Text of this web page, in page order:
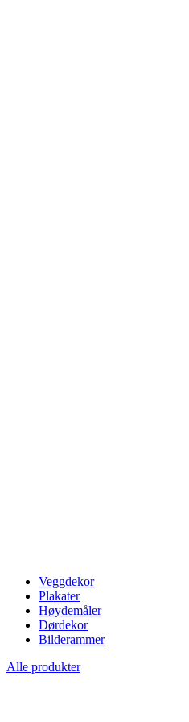
Veggdekor
Plakater
Høydemåler
Dørdekor
Bilderammer
Alle produkter